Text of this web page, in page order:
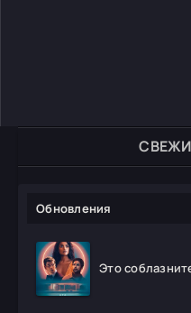
Обновления
Это